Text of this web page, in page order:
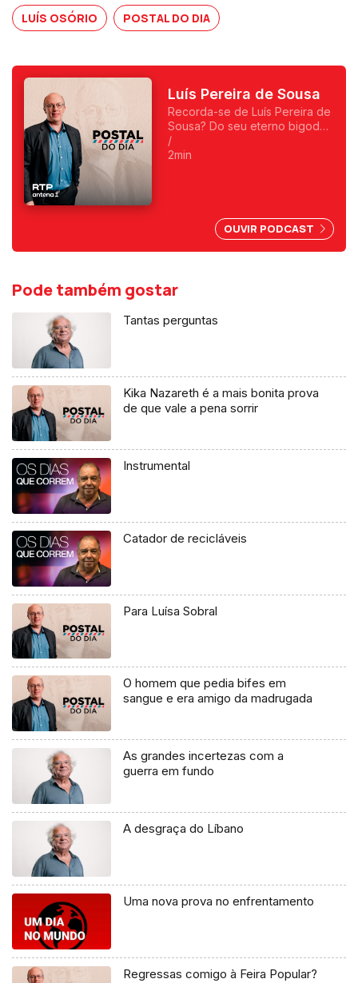
LUÍS OSÓRIO POSTAL DO DIA
Luís Pereira de Sousa
Recorda-se de Luís Pereira de
Sousa? Do seu eterno bigode?
Foi o primeiro a fazer
programas da manhã e o
/
2min
OUVIR PODCAST
Pode também gostar
Tantas perguntas
Kika Nazareth é a mais bonita prova
de que vale a pena sorrir
Instrumental
Catador de recicláveis
Para Luísa Sobral
O homem que pedia bifes em
sangue e era amigo da madrugada
As grandes incertezas com a
guerra em fundo
A desgraça do Líbano
Uma nova prova no enfrentamento
Regressas comigo à Feira Popular?